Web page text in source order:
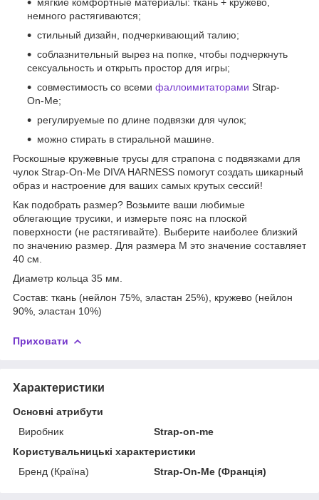
немного растягиваются;
стильный дизайн, подчеркивающий талию;
соблазнительный вырез на попке, чтобы подчеркнуть
сексуальность и открыть простор для игры;
совместимость со всеми фаллоимитаторами Strap-
On-Me;
регулируемые по длине подвязки для чулок;
можно стирать в стиральной машине.
Роскошные кружевные трусы для страпона с подвязками для
чулок Strap-On-Me DIVA HARNESS помогут создать шикарный
образ и настроение для ваших самых крутых сессий!
Как подобрать размер? Возьмите ваши любимые
облегающие трусики, и измерьте пояс на плоской
поверхности (не растягивайте). Выберите наиболее близкий
по значению размер. Для размера М это значение составляет
40 см.
Диаметр кольца 35 мм.
Состав: ткань (нейлон 75%, эластан 25%), кружево (нейлон
90%, эластан 10%)
Приховати
Характеристики
Основні атрибути
Виробник
Strap-on-me
Користувальницькі характеристики
Бренд (Країна)
Strap-On-Me (Франція)